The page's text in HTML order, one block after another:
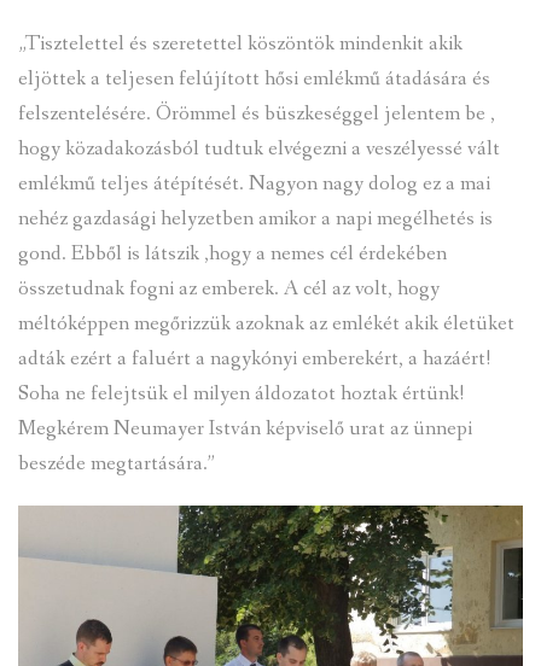
„Tisztelettel és szeretettel köszöntök mindenkit akik
eljöttek a teljesen felújított hősi emlékmű átadására és
felszentelésére. Örömmel és büszkeséggel jelentem be ,
hogy közadakozásból tudtuk elvégezni a veszélyessé vált
emlékmű teljes átépítését. Nagyon nagy dolog ez a mai
nehéz gazdasági helyzetben amikor a napi megélhetés is
gond. Ebből is látszik ,hogy a nemes cél érdekében
összetudnak fogni az emberek. A cél az volt, hogy
méltóképpen megőrizzük azoknak az emlékét akik életüket
adták ezért a faluért a nagykónyi emberekért, a hazáért!
Soha ne felejtsük el milyen áldozatot hoztak értünk!
Megkérem Neumayer István képviselő urat az ünnepi
beszéde megtartására.”